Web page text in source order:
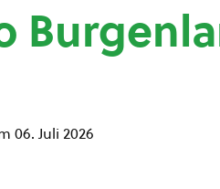
06. Juli 2026